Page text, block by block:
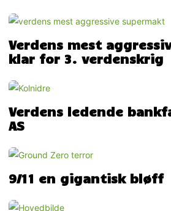
Verdens mest
klar for 3. verdenskrig
Verdens ledende
AS
9/11 en gigantisk bløff